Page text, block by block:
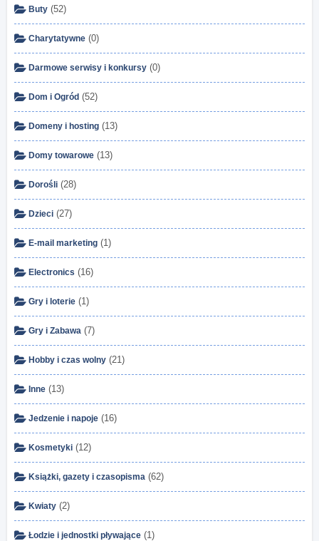
Buty (52)
Charytatywne (0)
Darmowe serwisy i konkursy (0)
Dom i Ogród (52)
Domeny i hosting (13)
Domy towarowe (13)
Dorośli (28)
Dzieci (27)
E-mail marketing (1)
Electronics (16)
Gry i loterie (1)
Gry i Zabawa (7)
Hobby i czas wolny (21)
Inne (13)
Jedzenie i napoje (16)
Kosmetyki (12)
Książki, gazety i czasopisma (62)
Kwiaty (2)
Łodzie i jednostki pływające (1)